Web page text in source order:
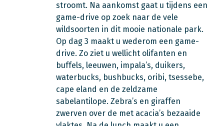
stroomt. Na aankomst gaat u tijdens een
game-drive op zoek naar de vele
wildsoorten in dit mooie nationale park.
Op dag 3 maakt u wederom een game-
drive. Zo ziet u wellicht olifanten en
buffels, leeuwen, impala’s, duikers,
waterbucks, bushbucks, oribi, tsessebe,
cape eland en de zeldzame
sabelantilope. Zebra’s en giraffen
zwerven over de met acacia’s bezaaide